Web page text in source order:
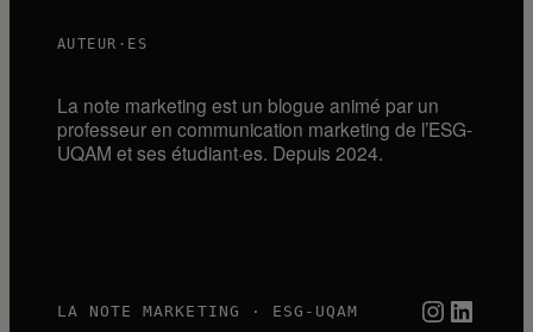
AUTEUR·ES
La note marketing est un blogue animé par un
professeur en communication marketing de l’ESG-
UQAM et ses étudiant·es. Depuis 2024.
LA NOTE MARKETING · ESG-UQAM